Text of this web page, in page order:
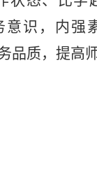
意识，内强
品质，提高